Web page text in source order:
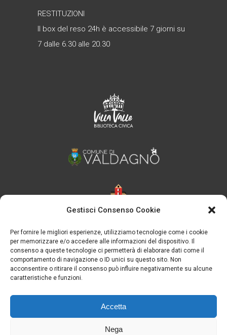
Gestisci Consenso Cookie
Per fornire le migliori esperienze, utilizziamo tecnologie come i cookie
per memorizzare e/o accedere alle informazioni del dispositivo. Il
consenso a queste tecnologie ci permetterà di elaborare dati come il
comportamento di navigazione o ID unici su questo sito. Non
acconsentire o ritirare il consenso può influire negativamente su alcune
caratteristiche e funzioni.
Accetta
Nega
RESTITUZIONI
Il box del reso 24h è accessibile 7 giorni su
7 dalle 6.30 alle 20.30